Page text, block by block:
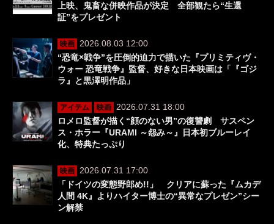
上映、鬼畜な併映作品が決定 全部観たら“生還
証”をプレゼント
映画
2026.08.03 12:00
“恐竜×戦争”を圧倒的迫力で描いた『プリミティヴ・
ウォー 恐竜戦争』監督、好きな日本映画は「『ゴジ
ラ』と黒澤明作品」
アイテム 映画
2026.07.31 18:00
ロメロ監督が描く“顔のない男”の復讐劇 サスペン
ス・ホラー『URAMI ～怨み～』日本初ブルーレイ
化、特典たっぷり
映画
2026.07.31 17:00
「ドイツの変態野郎め!!」 クリアに蘇った『ムカデ
人間 4K』よりハイター博士の“異常なプレゼン”シー
ン解禁